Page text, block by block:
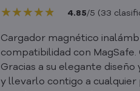
★★★★★
★★★★★
★★★★★ 4.85/5 (33
Cargador magnético
compatibilidad con MagSafe.
Gracias a su elegante
y llevarlo contigo a